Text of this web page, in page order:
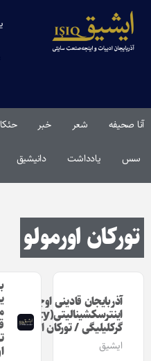
آنا صحیفه شعر خبر
سس یادداشت دانیشیق
تورکان اورمولو
آذربایجان قادینی اوچون
گرکلیلیگی / تورکان اورمولو
ایشیق